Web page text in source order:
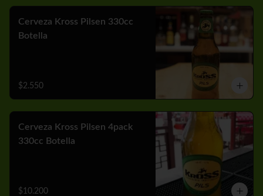
Cerveza Kross Pilsen 330cc
Botella
$2.550
Cerveza Kross Pilsen 4pack
330cc Botella
$10.200